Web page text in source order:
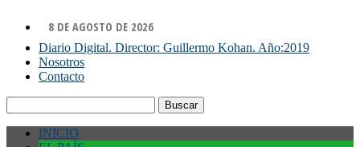
8 DE AGOSTO DE 2026
Diario Digital. Director: Guillermo Kohan. Año:2019
Nosotros
Contacto
INICIO